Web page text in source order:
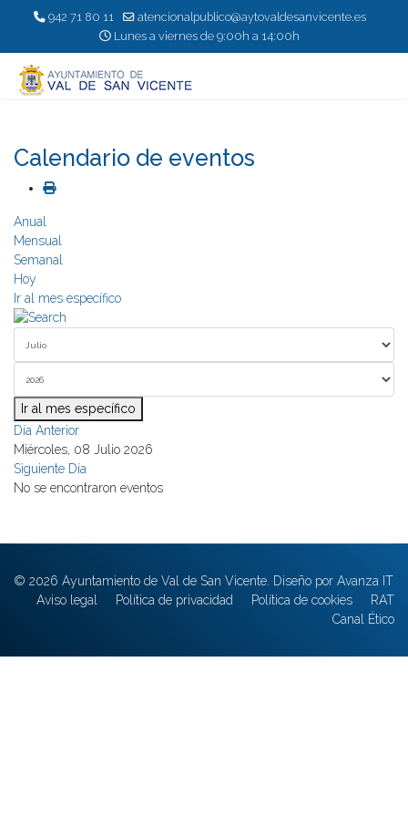
942 71 80 11
atencionalpublico@aytovaldesanvicente.es
Lunes a viernes de 9:00h a 14:00h
Calendario de eventos
Anual
Mensual
Semanal
Hoy
Ir al mes específico
Ir al mes específico
Día Anterior
Miércoles, 08 Julio 2026
Siguiente Día
No se encontraron eventos
© 2026 Ayuntamiento de Val de San Vicente. Diseño por Avanza IT
Aviso legal
Política de privacidad Política de cookies
RAT
Canal Ético